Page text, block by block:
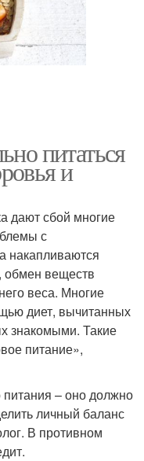
питаться
и
дают сбой многие
с
накапливаются
обмен веществ
веса. Многие
диет, вычитанных
знакомыми. Такие
питание»,
питания – оно должно
личный баланс
В противном